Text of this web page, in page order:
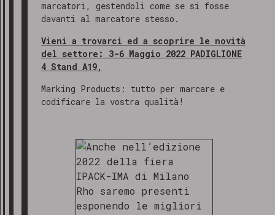
marcatori, gestendoli come se si fosse
davanti al marcatore stesso.
Vieni a trovarci ed a scoprire le novità
del settore: 3-6 Maggio 2022 PADIGLIONE
4 Stand A19,
Marking Products: tutto per marcare e
codificare la vostra qualità!